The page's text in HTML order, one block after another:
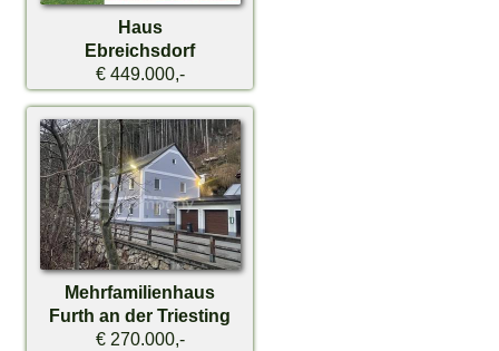
Haus
Ebreichsdorf
€ 449.000,-
Mehrfamilienhaus
Furth an der Triesting
€ 270.000,-